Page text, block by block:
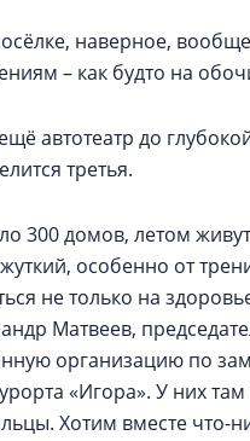
наверное,
– как будто на
автотеатр до
третья.
300 домов, летом
особенно от
не только на
Матвеев,
организацию по
«Игора». У них
Хотим вместе что-